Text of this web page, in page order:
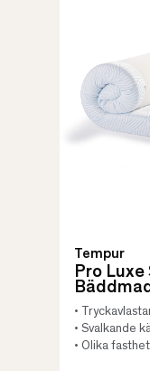
Tempur
Pro
•
• Svalkande
• Olika fasthet